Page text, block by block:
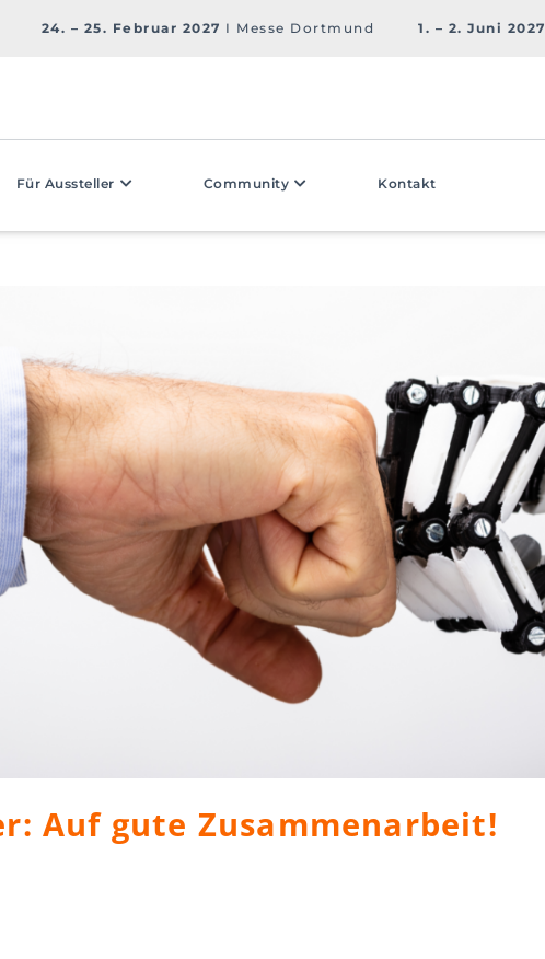
24. – 25. Februar 2027 I Messe Dortmund 1. – 2. Juni 2027
Für Aussteller Community Kontakt
Auf gute Zusammenarbeit!